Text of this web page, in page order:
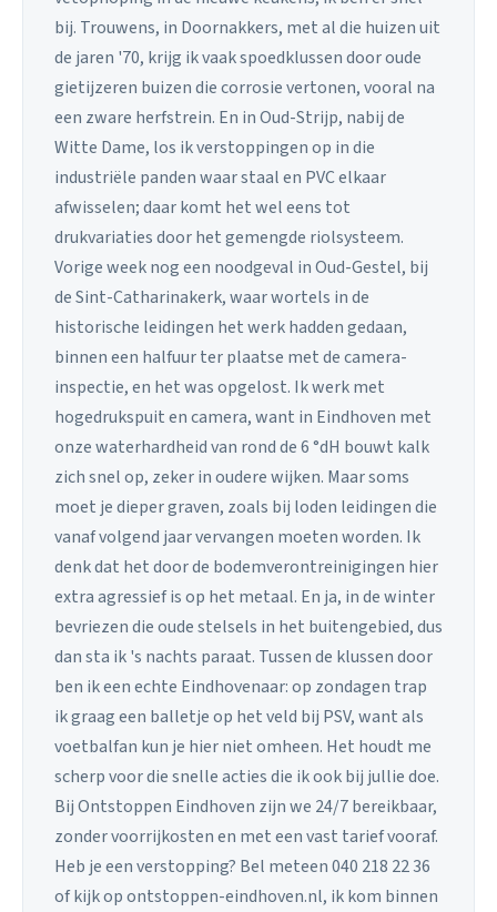
bij. Trouwens, in Doornakkers, met al die huizen uit
de jaren '70, krijg ik vaak spoedklussen door oude
gietijzeren buizen die corrosie vertonen, vooral na
een zware herfstrein. En in Oud-Strijp, nabij de
Witte Dame, los ik verstoppingen op in die
industriële panden waar staal en PVC elkaar
afwisselen; daar komt het wel eens tot
drukvariaties door het gemengde riolsysteem.
Vorige week nog een noodgeval in Oud-Gestel, bij
de Sint-Catharinakerk, waar wortels in de
historische leidingen het werk hadden gedaan,
binnen een halfuur ter plaatse met de camera-
inspectie, en het was opgelost. Ik werk met
hogedrukspuit en camera, want in Eindhoven met
onze waterhardheid van rond de 6 °dH bouwt kalk
zich snel op, zeker in oudere wijken. Maar soms
moet je dieper graven, zoals bij loden leidingen die
vanaf volgend jaar vervangen moeten worden. Ik
denk dat het door de bodemverontreinigingen hier
extra agressief is op het metaal. En ja, in de winter
bevriezen die oude stelsels in het buitengebied, dus
dan sta ik 's nachts paraat. Tussen de klussen door
ben ik een echte Eindhovenaar: op zondagen trap
ik graag een balletje op het veld bij PSV, want als
voetbalfan kun je hier niet omheen. Het houdt me
scherp voor die snelle acties die ik ook bij jullie doe.
Bij Ontstoppen Eindhoven zijn we 24/7 bereikbaar,
zonder voorrijkosten en met een vast tarief vooraf.
Heb je een verstopping? Bel meteen 040 218 22 36
of kijk op ontstoppen-eindhoven.nl, ik kom binnen